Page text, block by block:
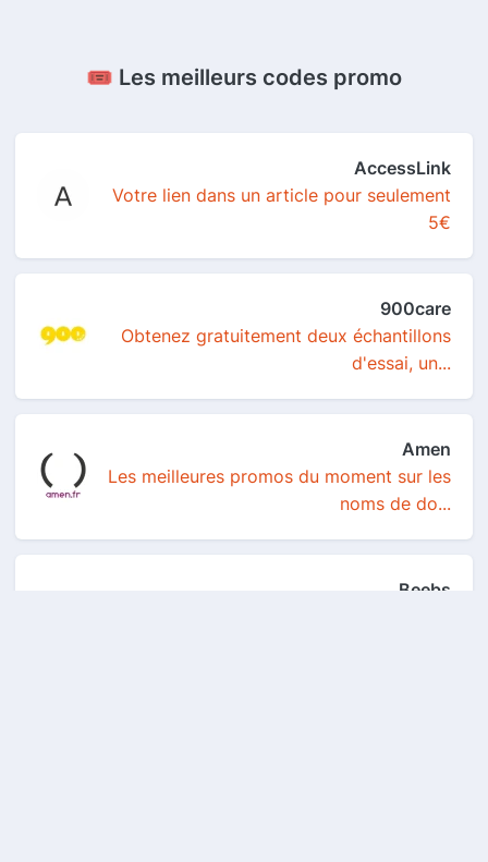
🎟️ Les meilleurs codes promo
AccessLink
Votre lien dans un article pour seulement
5€
900care
Obtenez gratuitement deux échantillons
d'essai, un...
Amen
Les meilleures promos du moment sur les
noms de do...
Beebs